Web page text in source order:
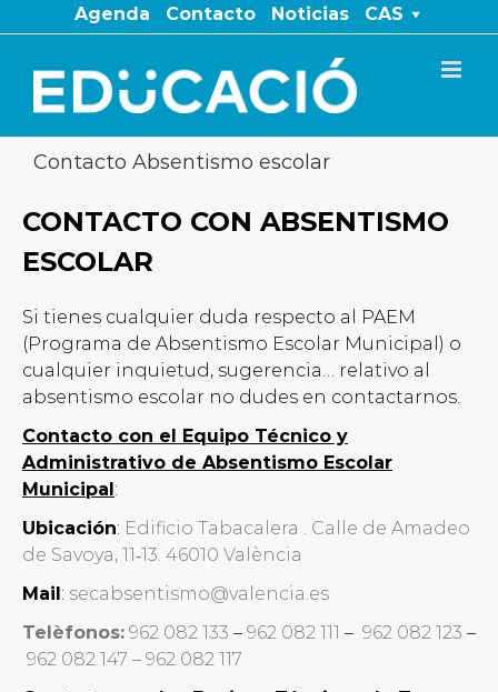
al
contenido
Agenda Contacto Noticias CAS
Contacto Absentismo escolar
CONTACTO CON ABSENTISMO
ESCOLAR
Si tienes cualquier duda respecto al PAEM
(Programa de Absentismo Escolar Municipal) o
cualquier inquietud, sugerencia… relativo al
absentismo escolar no dudes en contactarnos.
Contacto con el Equipo Técnico y
Administrativo de Absentismo Escolar
Municipal :
Ubicación: Edificio Tabacalera . Calle de Amadeo
de Savoya, 11‐13. 46010 València
Mail : secabsentismo@valencia.es
Telèfonos: 962 082 133 – 962 082 111 – 962 082 123 –
962 082 147 – 962 082 117